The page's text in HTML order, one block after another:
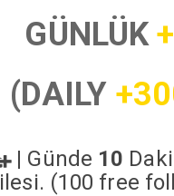
GÜNLÜK
(DAILY
| Günde 10
(100 free